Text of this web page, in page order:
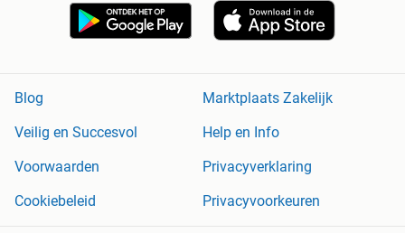
Blog
Marktplaats Zakelijk
Veilig en Succesvol
Help en Info
Voorwaarden
Privacyverklaring
Cookiebeleid
Privacyvoorkeuren